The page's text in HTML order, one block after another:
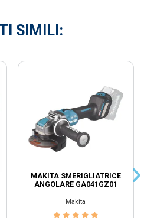
SIMILI:
MAKITA SMERIGLIATRICE
ANGOLARE GA041GZ01
Makita